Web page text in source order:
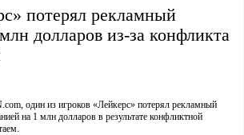
потерял рекламный
долларов из-за конфликта
один из игроков «Лейкерс» потерял рекламный
на 1 млн долларов в результате конфликтной